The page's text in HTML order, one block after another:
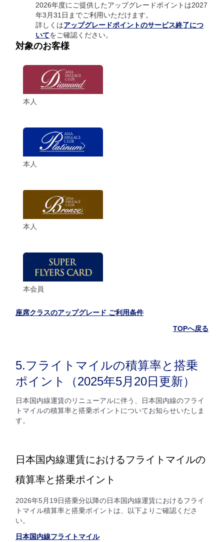
2026年度にご提供したアップグレードポイントは2027
年3月31日までご利用いただけます。
詳しくはアップグレードポイントのサービス終了につ
いてをご確認ください。
対象のお客様
本人
本人
本人
本会員
座席クラスのアップグレード ご利用条件
TOPへ戻る
5.フライトマイルの積算率と搭乗
ポイント（2025年5月20日更新）
日本国内線運賃のリニューアルに伴う、日本国内線のフライ
トマイルの積算率と搭乗ポイントについてお知らせいたしま
す。
日本国内線運賃におけるフライトマイルの
積算率と搭乗ポイント
2026年5月19日搭乗分以降の日本国内線運賃におけるフライ
トマイル積算率と搭乗ポイントは、以下よりご確認くださ
い。
日本国内線フライトマイル